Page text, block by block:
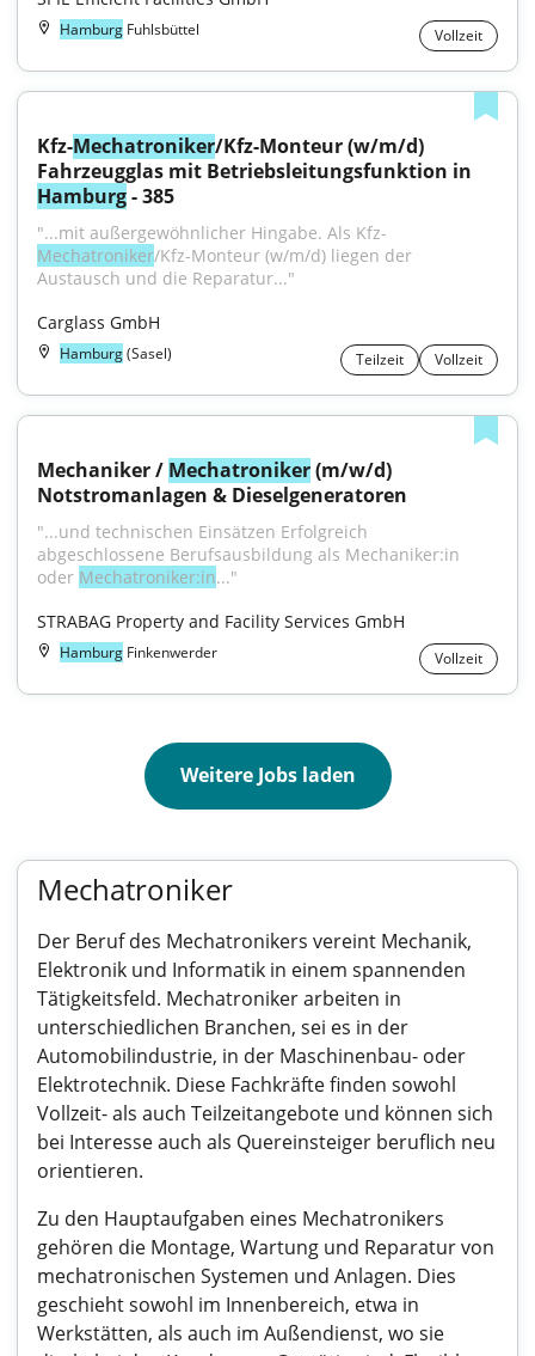
Hamburg Fuhlsbüttel Vollzeit
Kfz-Mechatroniker/Kfz-Monteur (w/m/d)
Hamburg - 385
"...mit außergewöhnlicher Hingabe. Als Kfz-
Mechatroniker/Kfz-Monteur (w/m/d) liegen der
Austausch und die Reparatur..."
Carglass GmbH
Hamburg(Sasel) Teilzeit Vollzeit
Mechaniker / Mechatroniker (m/w/d)
Notstromanlagen & Dieselgeneratoren
"...und technischen Einsätzen Erfolgreich
abgeschlossene Berufsausbildung als Mechaniker:in
oder Mechatroniker:in..."
STRABAG Property and Facility Services GmbH
Hamburg Finkenwerder Vollzeit
Weitere Jobs laden
Mechatroniker
Der Beruf des Mechatronikers vereint Mechanik,
Elektronik und Informatik in einem spannenden
Tätigkeitsfeld. Mechatroniker arbeiten in
unterschiedlichen Branchen, sei es in der
Automobilindustrie, in der Maschinenbau- oder
Elektrotechnik. Diese Fachkräfte finden sowohl
Vollzeit- als auch Teilzeitangebote und können sich
bei Interesse auch als Quereinsteiger beruflich neu
orientieren.
Zu den Hauptaufgaben eines Mechatronikers
gehören die Montage, Wartung und Reparatur von
mechatronischen Systemen und Anlagen. Dies
geschieht sowohl im Innenbereich, etwa in
Werkstätten, als auch im Außendienst, wo sie